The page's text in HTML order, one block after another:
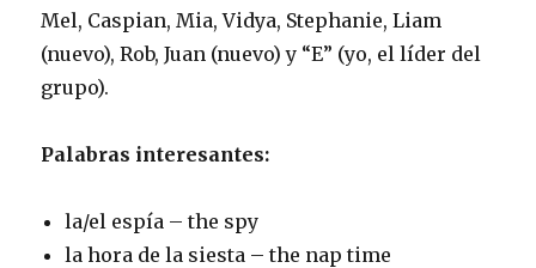
Mel, Caspian, Mia, Vidya, Stephanie, Liam
(nuevo), Rob, Juan (nuevo) y “E” (yo, el líder del
grupo).
Palabras interesantes:
la/el espía – the spy
la hora de la siesta – the nap time